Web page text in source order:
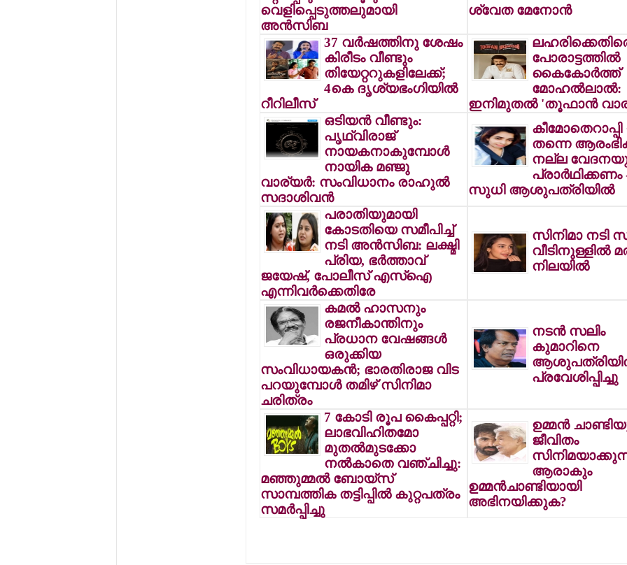
വെളിപ്പെടുത്തലുമായി
അന്‍സിബ
ശ്വേത മേനോന്‍
37 വര്‍ഷത്തിനു ശേഷം
കിരീടം വീണ്ടും
തിയേറ്ററുകളിലേക്ക്;
4കെ ദൃശ്യഭംഗിയില്‍
റീറിലീസ്
പോരാട്ടത്തില്‍
കൈകോര്‍ത്ത്
മോഹല്‍ലാല്‍:
ഇനിമുതല്‍ 'തൂഫാന്‍
ഒടിയന്‍ വീണ്ടും:
പൃഥ്വിരാജ്
നായകനാകുമ്പോള്‍
നായിക മഞ്ജു
വാര്യര്‍: സംവിധാനം രാഹുല്‍
സദാശിവന്‍
തന്നെ
നല്ല
സുധി ആശുപത്രിയില്‍
പരാതിയുമായി
കോടതിയെ സമീപിച്ച്
നടി അന്‍സിബ: ലക്ഷ്മി
പ്രിയ, ഭര്‍ത്താവ്
ജയേഷ്, പോലീസ് എസ്‌ഐ
എന്നിവര്‍ക്കെതിരേ
സിനിമാ നടി
വീടിനുള്ളില്‍
നിലയില്‍
കമല്‍ ഹാസനും
രജനീകാന്തിനും
പ്രധാന വേഷങ്ങള്‍
ഒരുക്കിയ
സംവിധായകന്‍; ഭാരതിരാജ വിട
പറയുമ്പോള്‍ തമിഴ് സിനിമാ
ചരിത്രം
നടന്‍ സലിം
കുമാറിനെ
പ്രവേശിപ്പിച്ചു
7 കോടി രൂപ കൈപ്പറ്റി;
ലാഭവിഹിതമോ
മുതല്‍മുടക്കോ
നല്‍കാതെ വഞ്ചിച്ചു:
മഞ്ഞുമ്മല്‍ ബോയ്‌സ്
സാമ്പത്തിക തട്ടിപ്പില്‍ കുറ്റപത്രം
സമര്‍പ്പിച്ചു
ഉമ്മന്‍
ജീവിതം
ആരാകും
ഉമ്മന്‍ചാണ്ടിയായി
അഭിനയിക്കുക?